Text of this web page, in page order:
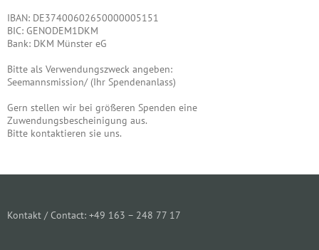
IBAN: DE37400602650000005151
BIC: GENODEM1DKM
Bank: DKM Münster eG
Bitte als Verwendungszweck angeben:
Seemannsmission/ (Ihr Spendenanlass)
Gern stellen wir bei größeren Spenden eine
Zuwendungsbescheinigung aus.
Bitte kontaktieren sie uns.
Kontakt / Contact: +49 163 – 248 77 17